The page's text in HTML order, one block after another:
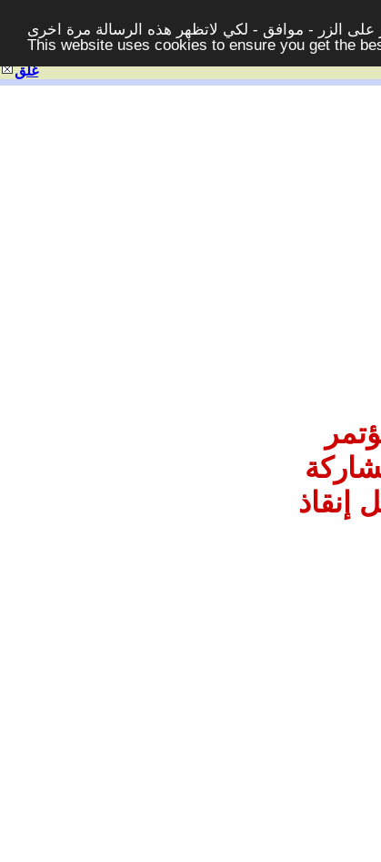
الزر - موافق - لكي لاتظهر هذه الرسالة مرة اخرى -
This website uses cookies to ensure you get the
غلق
إنقاذ